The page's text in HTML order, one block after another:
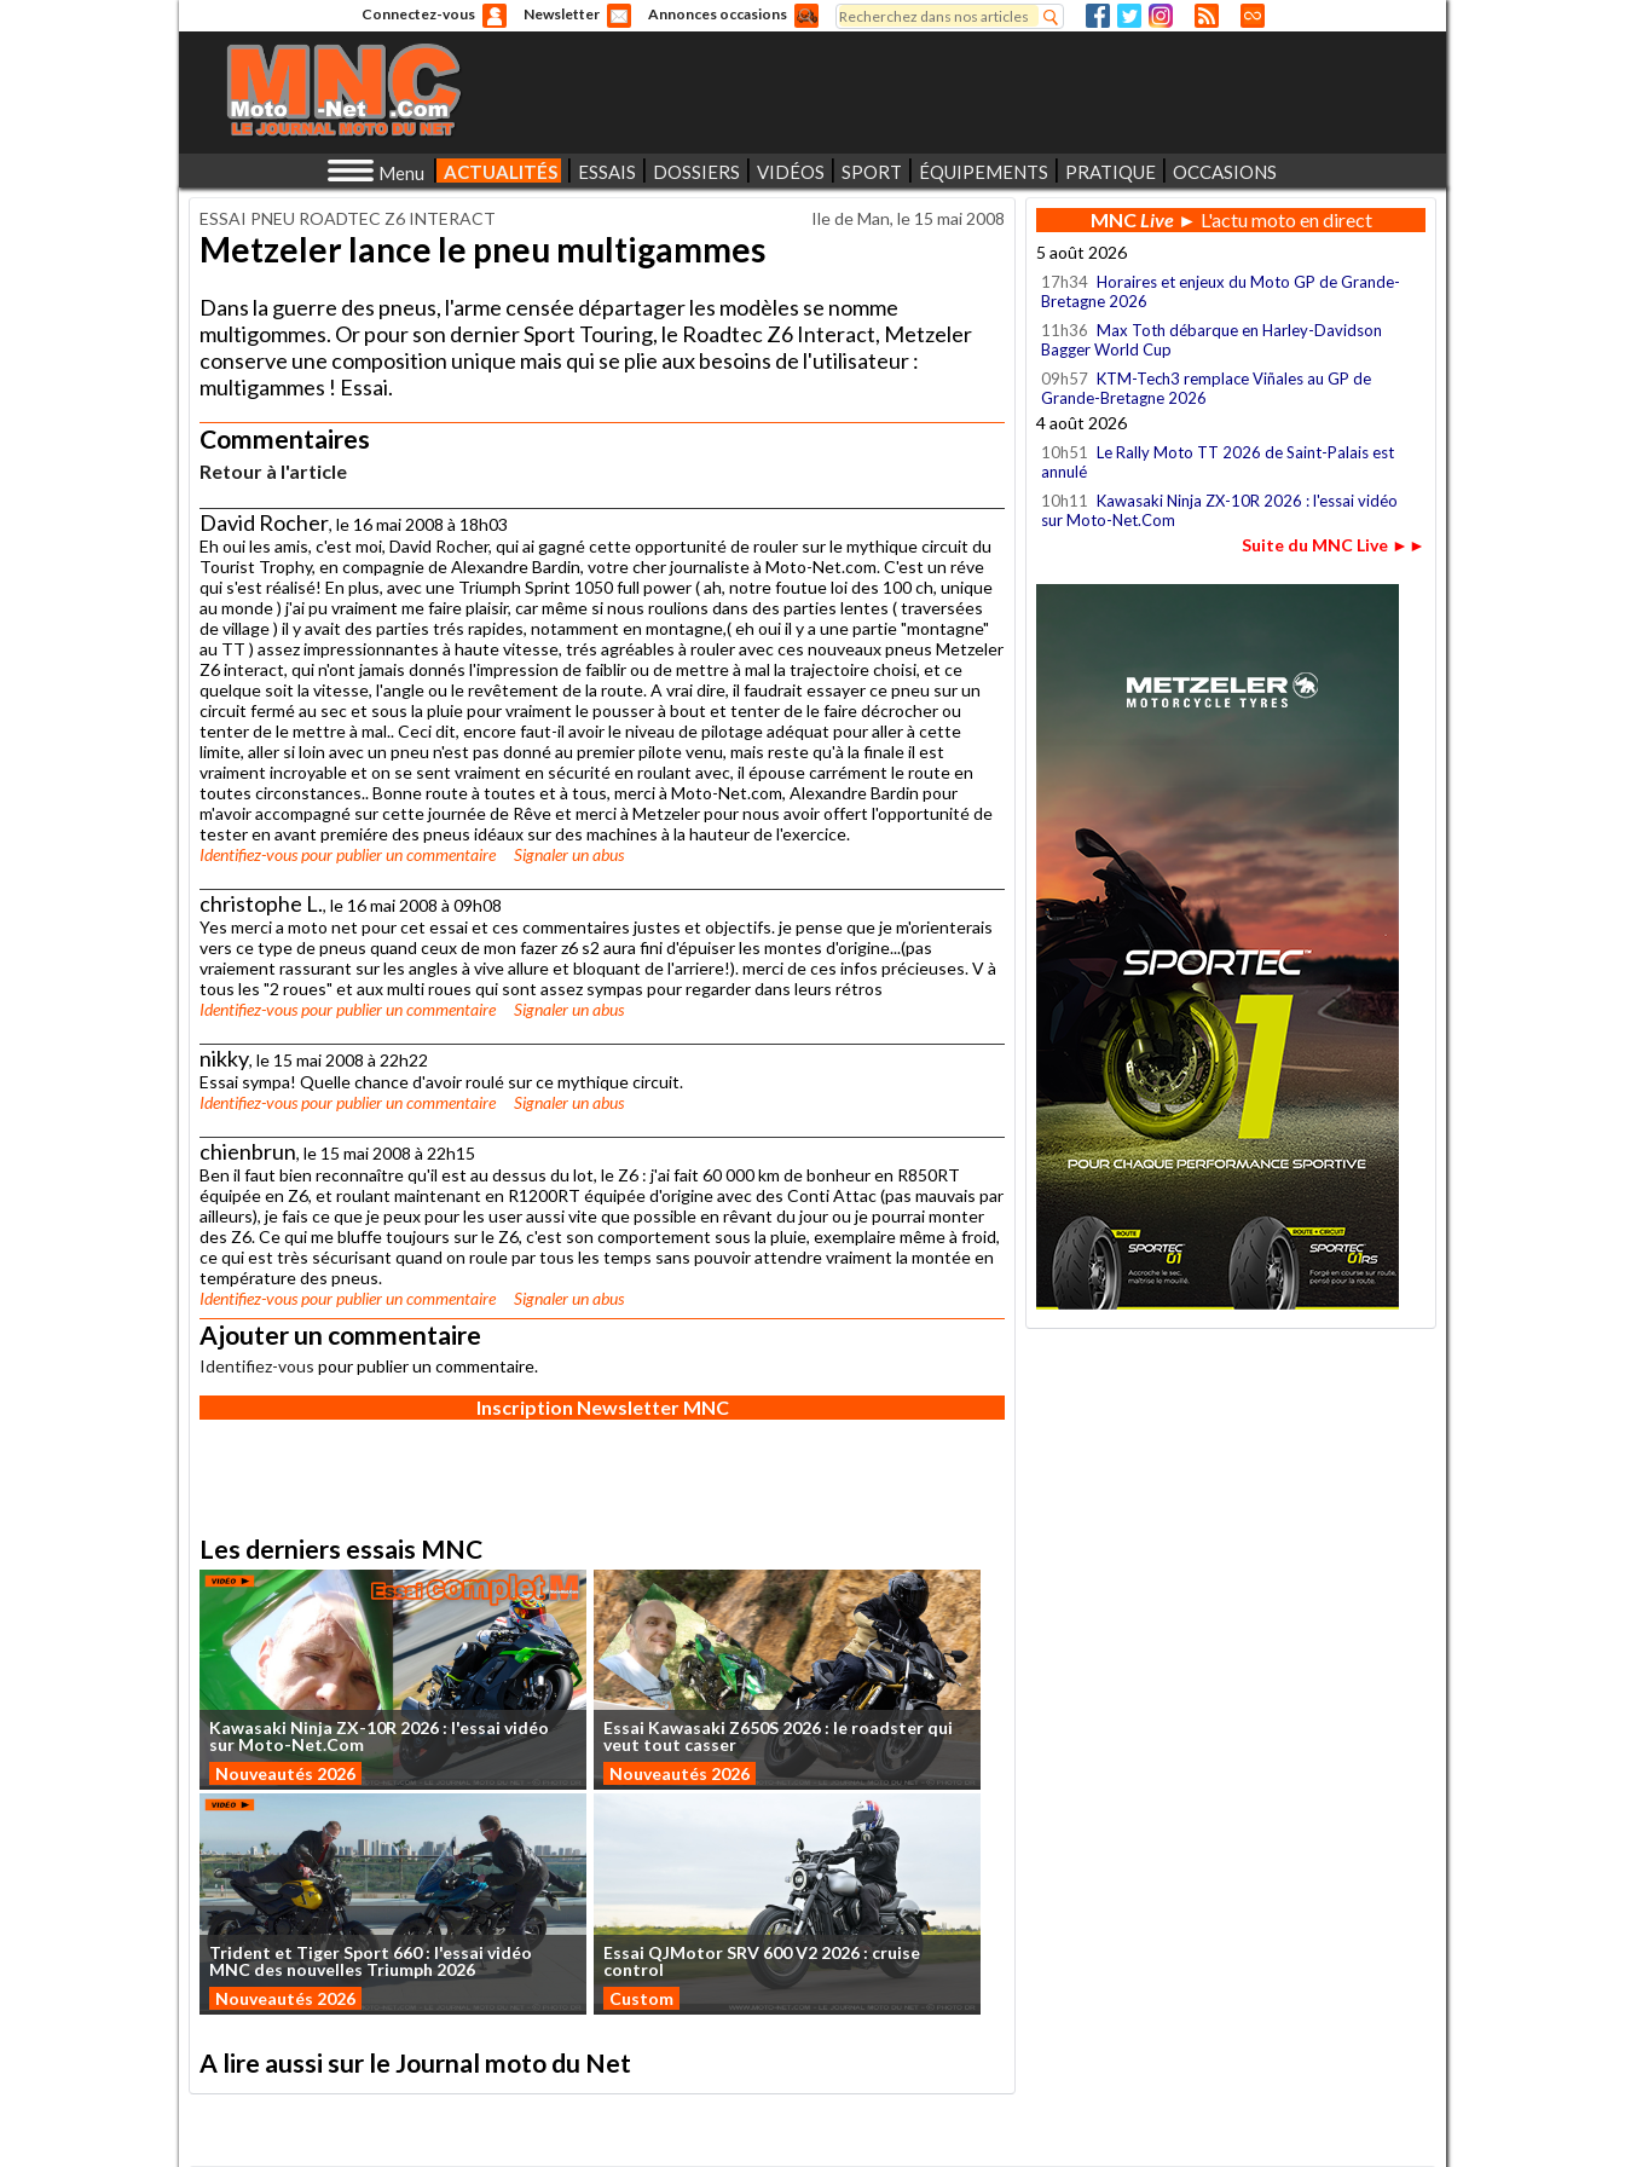
Connectez-vous Newsletter Annonces occasions
Formulaire de recherche
Rechercher
Menu ACTUALITÉS ESSAIS DOSSIERS VIDÉOS SPORT ÉQUIPEMENTS PRATIQUE OCCASIONS
ESSAI PNEU ROADTEC Z6 INTERACT Ile de Man, le 15 mai 2008
Metzeler lance le pneu multigammes
Dans la guerre des pneus, l'arme censée départager les modèles se nomme
multigommes. Or pour son dernier Sport Touring, le Roadtec Z6 Interact, Metzeler
conserve une composition unique mais qui se plie aux besoins de l'utilisateur :
multigammes ! Essai.
Commentaires
Retour à l'article
David Rocher, le 16 mai 2008 à 18h03
Eh oui les amis, c'est moi, David Rocher, qui ai gagné cette opportunité de rouler sur le mythique circuit du
Tourist Trophy, en compagnie de Alexandre Bardin, votre cher journaliste à Moto-Net.com. C'est un réve
qui s'est réalisé! En plus, avec une Triumph Sprint 1050 full power ( ah, notre foutue loi des 100 ch, unique
au monde ) j'ai pu vraiment me faire plaisir, car même si nous roulions dans des parties lentes ( traversées
de village ) il y avait des parties trés rapides, notamment en montagne,( eh oui il y a une partie "montagne"
au TT ) assez impressionnantes à haute vitesse, trés agréables à rouler avec ces nouveaux pneus Metzeler
Z6 interact, qui n'ont jamais donnés l'impression de faiblir ou de mettre à mal la trajectoire choisi, et ce
quelque soit la vitesse, l'angle ou le revêtement de la route. A vrai dire, il faudrait essayer ce pneu sur un
circuit fermé au sec et sous la pluie pour vraiment le pousser à bout et tenter de le faire décrocher ou
tenter de le mettre à mal.. Ceci dit, encore faut-il avoir le niveau de pilotage adéquat pour aller à cette
limite, aller si loin avec un pneu n'est pas donné au premier pilote venu, mais reste qu'à la finale il est
vraiment incroyable et on se sent vraiment en sécurité en roulant avec, il épouse carrément le route en
toutes circonstances.. Bonne route à toutes et à tous, merci à Moto-Net.com, Alexandre Bardin pour
m'avoir accompagné sur cette journée de Rêve et merci à Metzeler pour nous avoir offert l'opportunité de
tester en avant premiére des pneus idéaux sur des machines à la hauteur de l'exercice.
Identifiez-vouspour publier un commentaire Signaler un abus
christophe L., le 16 mai 2008 à 09h08
Yes merci a moto net pour cet essai et ces commentaires justes et objectifs. je pense que je m'orienterais
vers ce type de pneus quand ceux de mon fazer z6 s2 aura fini d'épuiser les montes d'origine...(pas
vraiement rassurant sur les angles à vive allure et bloquant de l'arriere!). merci de ces infos précieuses. V à
tous les "2 roues" et aux multi roues qui sont assez sympas pour regarder dans leurs rétros
Identifiez-vouspour publier un commentaire Signaler un abus
nikky, le 15 mai 2008 à 22h22
Essai sympa! Quelle chance d'avoir roulé sur ce mythique circuit.
Identifiez-vouspour publier un commentaire Signaler un abus
chienbrun, le 15 mai 2008 à 22h15
Ben il faut bien reconnaître qu'il est au dessus du lot, le Z6 : j'ai fait 60 000 km de bonheur en R850RT
équipée en Z6, et roulant maintenant en R1200RT équipée d'origine avec des Conti Attac (pas mauvais par
ailleurs), je fais ce que je peux pour les user aussi vite que possible en rêvant du jour ou je pourrai monter
des Z6. Ce qui me bluffe toujours sur le Z6, c'est son comportement sous la pluie, exemplaire même à froid,
ce qui est très sécurisant quand on roule par tous les temps sans pouvoir attendre vraiment la montée en
température des pneus.
Identifiez-vouspour publier un commentaire Signaler un abus
Ajouter un commentaire
Identifiez-vous pour publier un commentaire.
Inscription Newsletter MNC
Les derniers essais MNC
Kawasaki NinjaZX-10R 2026 : l'essai vidéo
sur Moto-Net.Com
Nouveautés 2026
Essai Kawasaki Z650S2026: le roadster qui
veut tout casser
Nouveautés 2026
Trident et TigerSport 660: l'essaividéo
MNCdesnouvelles Triumph2026
Nouveautés 2026
Essai QJMotorSRV 600V2 2026: cruise
control
Custom
A lire aussi sur le Journal moto du Net
MNCLive► L'actu moto en direct
5 août 2026
17h34 Horaires et enjeux du Moto GP de Grande-
Bretagne 2026
11h36 Max Toth débarque en Harley-Davidson
Bagger World Cup
09h57 KTM-Tech3 remplace Viñales au GP de
Grande-Bretagne 2026
4 août 2026
10h51
Le Rally Moto TT 2026 de Saint-Palais est
annulé
10h11
Kawasaki Ninja ZX-10R 2026 : l'essai vidéo
sur Moto-Net.Com
Suite du MNC Live ►►